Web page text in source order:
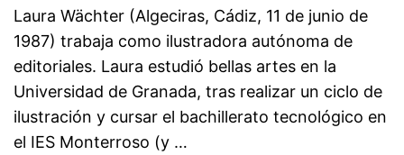
Laura Wächter (Algeciras, Cádiz, 11 de junio de
1987) trabaja como ilustradora autónoma de
editoriales. Laura estudió bellas artes en la
Universidad de Granada, tras realizar un ciclo de
ilustración y cursar el bachillerato tecnológico en
el IES Monterroso (y …